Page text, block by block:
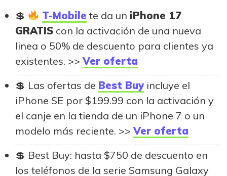
T-Mobile te da un iPhone 17
GRATIS con la activación de una nueva
linea o 50% de descuento para clientes ya
existentes. >>Ver oferta
Las ofertas de Best Buyincluye el
iPhone SE por $199.99 con la activación y
el canje en la tienda de un iPhone 7 o un
modelo más reciente. >>Ver oferta
Best Buy: hasta $750 de descuento en
los teléfonos de la serie Samsung Galaxy